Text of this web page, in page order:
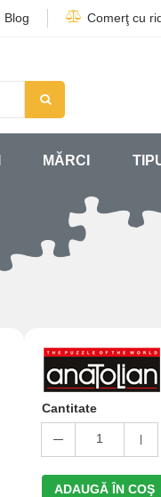
Blog Comerţ cu
MĂRCI
Cantitate
1
ADAUGĂ ÎN COŞ